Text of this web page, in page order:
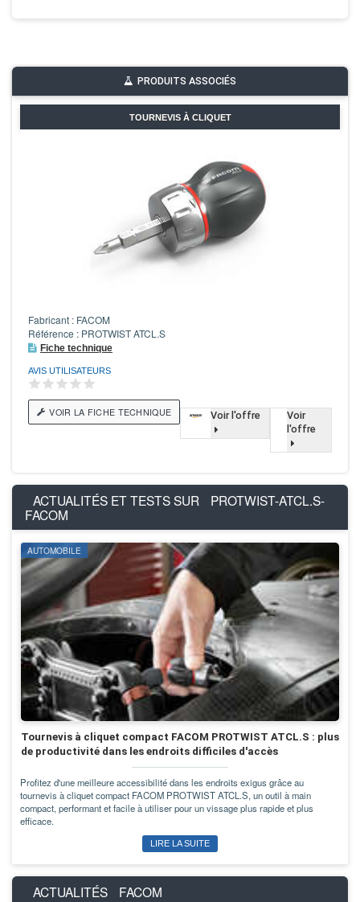
PRODUITS ASSOCIÉS
TOURNEVIS À CLIQUET
Fabricant : FACOM
Référence : PROTWIST ATCL.S
Fiche technique
AVIS UTILISATEURS
VOIR LA FICHE TECHNIQUE Voir l'offre
Voir
l'offre
ACTUALITÉS ET TESTS SUR
PROTWIST-ATCL.S-
FACOM
AUTOMOBILE
Tournevis à cliquet compact FACOM PROTWIST ATCL.S : plus
de productivité dans les endroits difficiles d'accès
Profitez d'une meilleure accessibilité dans les endroits exigus grâce au
tournevis à cliquet compact FACOM PROTWIST ATCL.S, un outil à main
compact, performant et facile à utiliser pour un vissage plus rapide et plus
efficace.
LIRE LA SUITE
ACTUALITÉS FACOM